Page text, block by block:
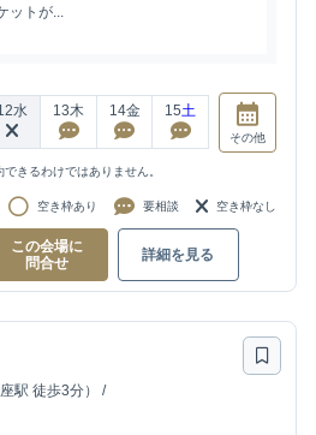
トが...
水 13木 14金 15土
その他
きるわけではありません。
空き枠あり 要相談 空き枠なし
この会場に
問合せ
詳細を見る
駅 徒歩3分）
/